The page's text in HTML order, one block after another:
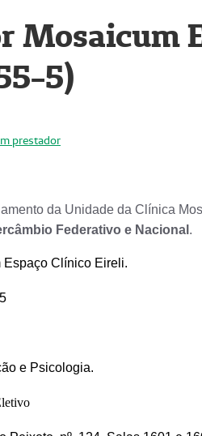
Mosaicum
5)
prestador
da Unidade da Clínica
Federativo e Nacional .
Espaço Clínico Eireli.
e Psicologia.